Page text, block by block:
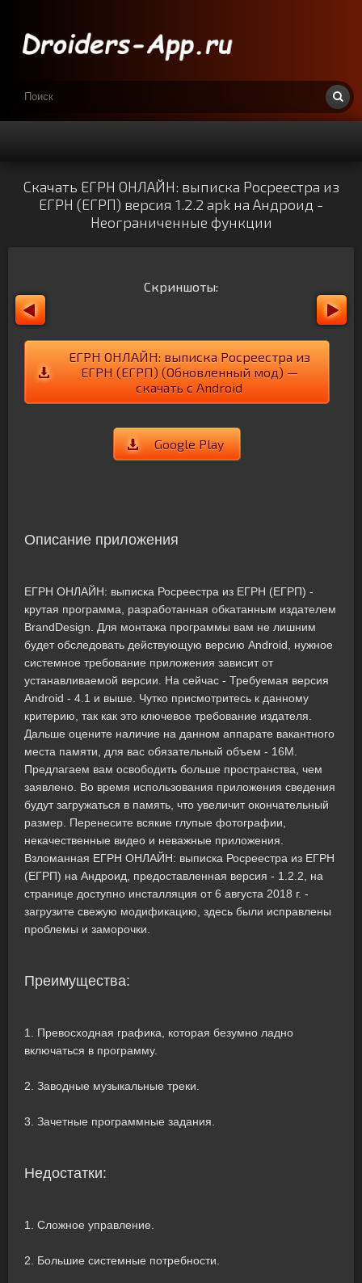
Скачать ЕГРН ОНЛАЙН: выписка Росреестра из
ЕГРН (ЕГРП) версия 1.2.2 apk на Андроид -
Неограниченные функции
Скриншоты:
ЕГРН ОНЛАЙН: выписка Росреестра из
ЕГРН (ЕГРП) (Обновленный мод) —
скачать с Android
Google Play
Описание приложения
ЕГРН ОНЛАЙН: выписка Росреестра из ЕГРН (ЕГРП) -
крутая программа, разработанная обкатанным издателем
BrandDesign. Для монтажа программы вам не лишним
будет обследовать действующую версию Android, нужное
системное требование приложения зависит от
устанавливаемой версии. На сейчас - Требуемая версия
Android - 4.1 и выше. Чутко присмотритесь к данному
критерию, так как это ключевое требование издателя.
Дальше оцените наличие на данном аппарате вакантного
места памяти, для вас обязательный объем - 16M.
Предлагаем вам освободить больше пространства, чем
заявлено. Во время использования приложения сведения
будут загружаться в память, что увеличит окончательный
размер. Перенесите всякие глупые фотографии,
некачественные видео и неважные приложения.
Взломанная ЕГРН ОНЛАЙН: выписка Росреестра из ЕГРН
(ЕГРП) на Андроид, предоставленная версия - 1.2.2, на
странице доступно инсталляция от 6 августа 2018 г. -
загрузите свежую модификацию, здесь были исправлены
проблемы и заморочки.
Преимущества:
1. Превосходная графика, которая безумно ладно
включаться в программу.
2. Заводные музыкальные треки.
3. Зачетные программные задания.
Недостатки:
1. Сложное управление.
2. Большие системные потребности.